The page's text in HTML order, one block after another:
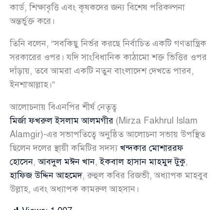
কার্ড, শিক্ষাবৃত্তি এবং কৃষকদের জন্য বিশেষ পরিকল্পনা
অন্তর্ভুক্ত করে।
তিনি বলেন, “সবকিছু নির্ভর করছে নির্বাচিত একটি গণতান্ত্রিক
সরকারের ওপর। যদি সাংবিধানিক কাঠামো শক্ত ভিত্তির ওপর
দাঁড়ায়, তবে আমরা একটি নতুন বাংলাদেশ দেখতে পারব,
ইনশাআল্লাহ।”
আলোচনায় বিএনপির শীর্ষ নেতৃত্ব
মির্জা ফখরুল ইসলাম আলমগীর (Mirza Fakhrul Islam
Alamgir)-এর সভাপতিত্বে অনুষ্ঠিত আলোচনা সভায় উপস্থিত
ছিলেন দলের স্থায়ী কমিটির সদস্য খন্দকার মোশাররফ
হোসেন,আবদুল মঈন খান,ইকবাল হাসান মাহমুদ টুকু,
হাফিজ উদ্দিন আহমেদ, রুহুল কবির রিজভী, অধ্যাপক মাহবুব
উল্লাহ, এবং অধ্যাপক কামরুল আহসান।